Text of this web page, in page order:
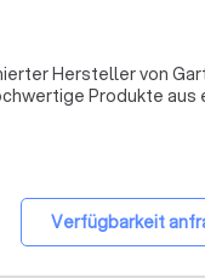
Hersteller von
Produkte
Verfügbarkeit